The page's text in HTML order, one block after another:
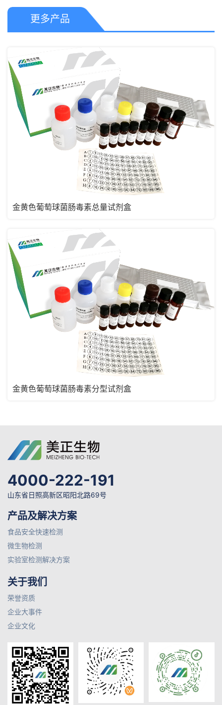
更多产品
金黄色葡萄球菌肠毒素总量试剂盒
金黄色葡萄球菌肠毒素分型试剂盒
4000-222-191
山东省日照高新区昭阳北路69号
产品及解决方案
食品安全快速检测
微生物检测
实验室检测解决方案
关于我们
荣誉资质
企业大事件
企业文化